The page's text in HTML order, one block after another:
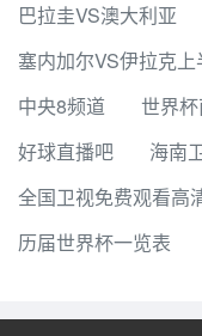
巴拉圭VS澳大利亚
塞内加尔VS伊拉克
中央8频道
世界
好球直播吧
海南
全国卫视免费观看高
历届世界杯一览表